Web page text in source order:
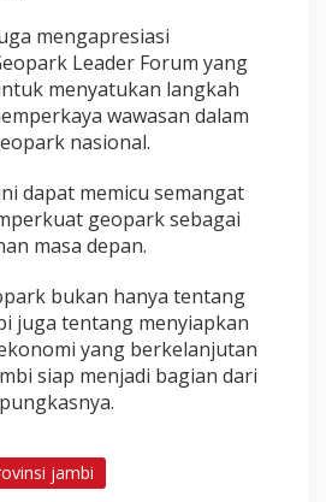
mengapresiasi
Leader Forum yang
menyatukan langkah
wawasan dalam
nasional.
dapat memicu semangat
geopark sebagai
masa depan.
bukan hanya tentang
juga tentang menyiapkan
yang berkelanjutan
siap menjadi bagian dari
jambi